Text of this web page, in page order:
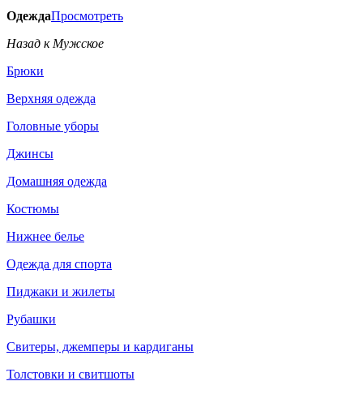
ОдеждаПросмотреть
Назад к Мужское
Брюки
Верхняя одежда
Головные уборы
Джинсы
Домашняя одежда
Костюмы
Нижнее белье
Одежда для спорта
Пиджаки и жилеты
Рубашки
Свитеры, джемперы и кардиганы
Толстовки и свитшоты